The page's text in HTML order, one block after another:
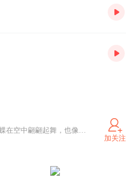
动听的音乐就像是飞舞的蝴蝶在空中翩翩起舞，也像是叮咚的泉水在山间流淌，有时候，也像是璀璨的星辰，在夜空用闪烁。
加关注